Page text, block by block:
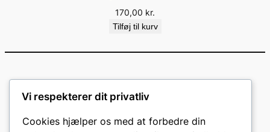
170,00 kr.
Tilføj til kurv
Vi respekterer dit privatliv
Cookies hjælper os med at forbedre din